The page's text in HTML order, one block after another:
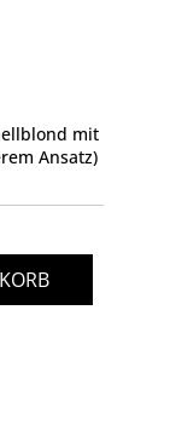
mit
Ansatz)